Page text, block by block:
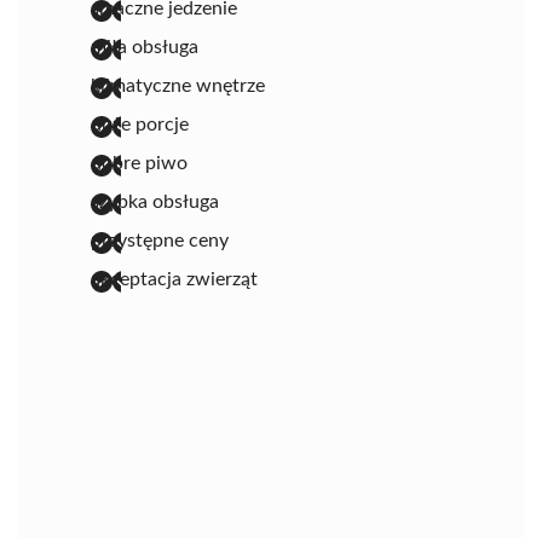
smaczne jedzenie
miła obsługa
klimatyczne wnętrze
duże porcje
dobre piwo
szybka obsługa
przystępne ceny
akceptacja zwierząt